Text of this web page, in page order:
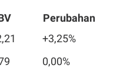
Perubahan
+3,25%
0,00%